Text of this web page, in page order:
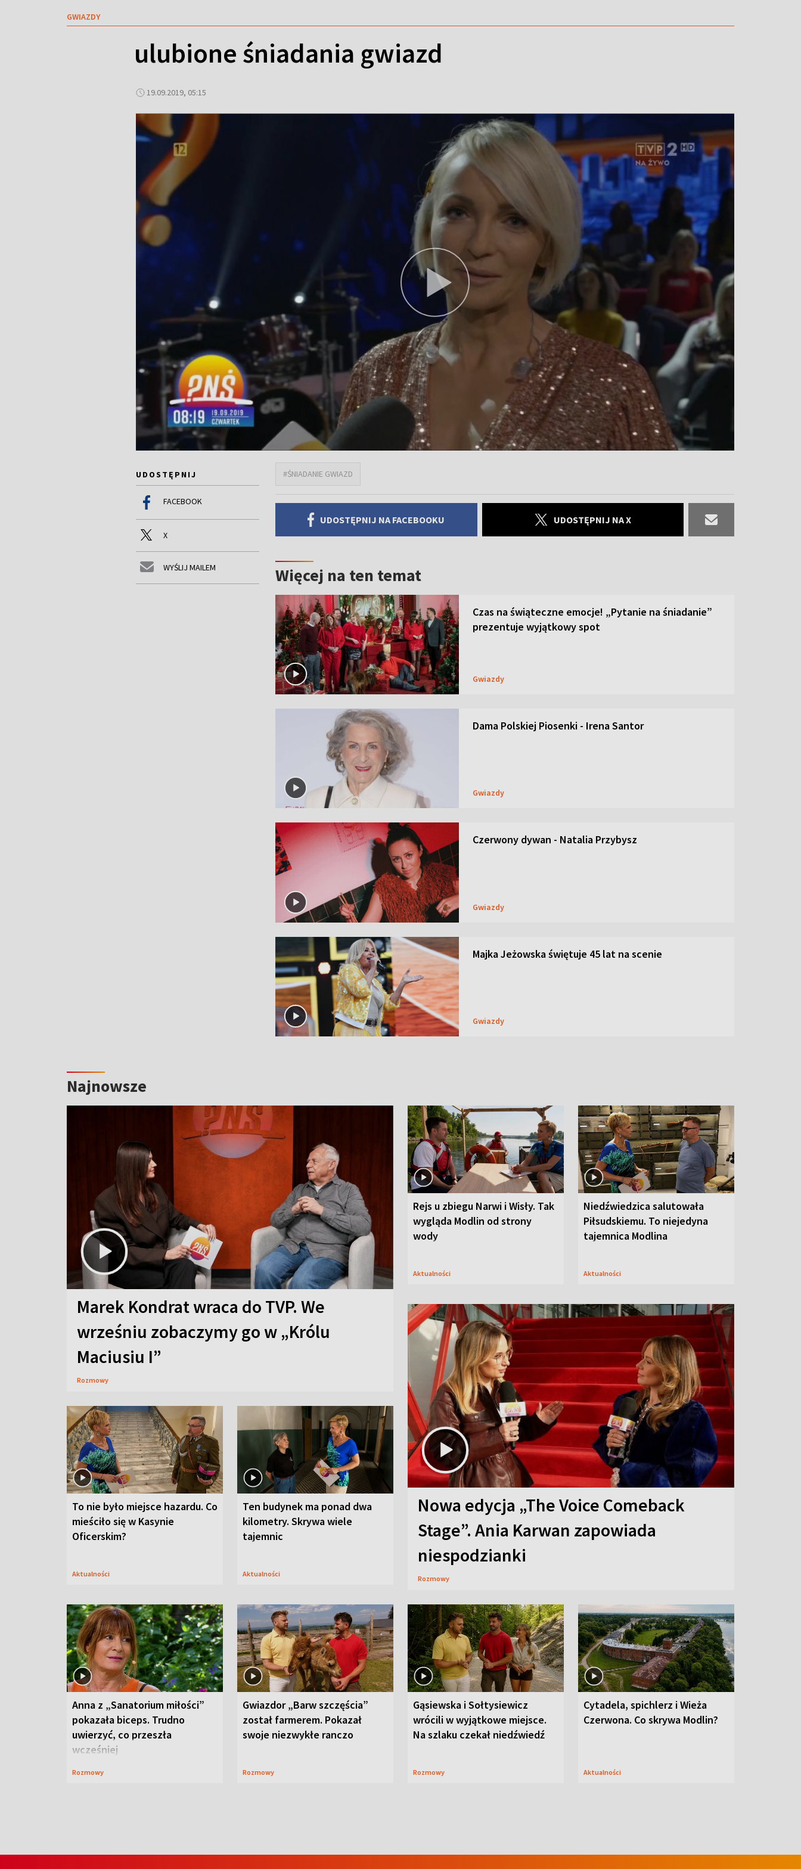
GWIAZDY
ulubione śniadania gwiazd
19.09.2019, 05:15
UDOSTĘPNIJ
FACEBOOK
X
WYŚLIJ MAILEM
#ŚNIADANIE GWIAZD
UDOSTĘPNIJ NA FACEBOOKU UDOSTĘPNIJ NA X
Więcej na ten temat
Czas na świąteczne emocje! „Pytanie na śniadanie”
prezentuje wyjątkowy spot
Gwiazdy
Dama Polskiej Piosenki - Irena Santor
Gwiazdy
Czerwony dywan - Natalia Przybysz
Gwiazdy
Majka Jeżowska świętuje 45 lat na scenie
Gwiazdy
Najnowsze
Marek Kondrat wraca do TVP. We
wrześniu zobaczymy go w „Królu
Maciusiu I”
Rozmowy
Rejs u zbiegu Narwi i Wisły. Tak
wygląda Modlin od strony
wody
Aktualności
Niedźwiedzica salutowała
Piłsudskiemu. To niejedyna
tajemnica Modlina
Aktualności
To nie było miejsce hazardu. Co
mieściło się w Kasynie
Oficerskim?
Aktualności
Ten budynek ma ponad dwa
kilometry. Skrywa wiele
tajemnic
Aktualności
Nowa edycja „The Voice Comeback
Stage”. Ania Karwan zapowiada
niespodzianki
Rozmowy
Anna z „Sanatorium miłości”
pokazała biceps. Trudno
uwierzyć, co przeszła
wcześniej
Rozmowy
Gwiazdor „Barw szczęścia”
został farmerem. Pokazał
swoje niezwykłe ranczo
Rozmowy
Gąsiewska i Sołtysiewicz
wrócili w wyjątkowe miejsce.
Na szlaku czekał niedźwiedź
Rozmowy
Cytadela, spichlerz i Wieża
Czerwona. Co skrywa Modlin?
Aktualności